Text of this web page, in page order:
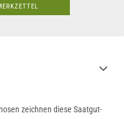
zeichnen diese Saatgut-